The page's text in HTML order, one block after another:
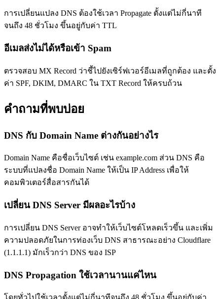
การเปลี่ยนแปลง DNS ต้องใช้เวลา Propagate ตั้งแต่ไม่กี่นาที
จนถึง 48 ชั่วโมง ขึ้นอยู่กับค่า TTL
อีเมลส่งไม่ได้หรือเข้า Spam
ตรวจสอบ MX Record ว่าชี้ไปยังเซิร์ฟเวอร์อีเมลที่ถูกต้อง และตั้ง
ค่า SPF, DKIM, DMARC ใน TXT Record ให้ครบถ้วน
คำถามที่พบบ่อย
DNS กับ Domain Name ต่างกันอย่างไร
Domain Name คือชื่อเว็บไซต์ เช่น example.com ส่วน DNS คือ
ระบบที่แปลงชื่อ Domain Name ให้เป็น IP Address เพื่อให้
คอมพิวเตอร์สื่อสารกันได้
เปลี่ยน DNS Server มีผลอะไรบ้าง
การเปลี่ยน DNS Server อาจทำให้เว็บไซต์โหลดเร็วขึ้น และเพิ่ม
ความปลอดภัยในการท่องเว็บ DNS สาธารณะอย่าง Cloudflare
(1.1.1.1) มักเร็วกว่า DNS ของ ISP
DNS Propagation ใช้เวลานานแค่ไหน